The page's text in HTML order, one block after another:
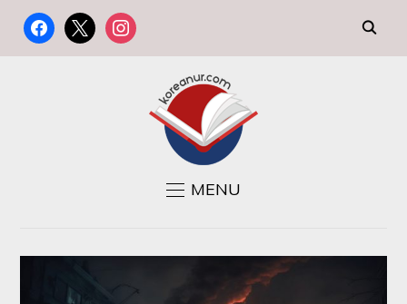
FACEBOOK
X INSTAGRAM
MENU